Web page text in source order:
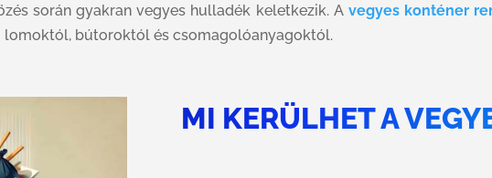
során gyakran vegyes hulladék keletkezik. A vegyes konténer
bútoroktól és csomagolóanyagoktól.
MI KERÜLHET A